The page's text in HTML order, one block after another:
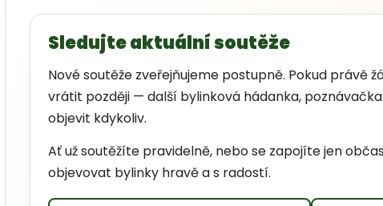
Sledujte aktuální soutěže
Nové soutěže zveřejňujeme postupně. Pokud právě
vrátit později — další bylinková hádanka,
objevit kdykoliv.
Ať už soutěžíte pravidelně, nebo se zapojíte jen
objevovat bylinky hravě a s radostí.